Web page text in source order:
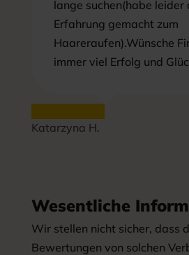
lange suchen(habe leider
Erfahrung gemacht zum
Haareraufen).Wünsche
immer viel Erfolg und
Katarzyna H.
Wesentliche
Wir stellen nicht sicher, dass
Bewertungen von solchen